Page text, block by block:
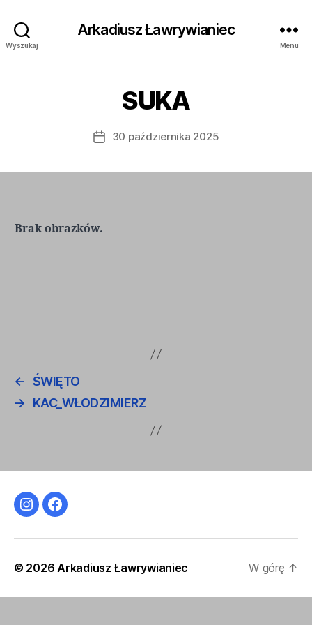
Wyszukaj
Arkadiusz Ławrywianiec
Menu
SUKA
Data30 października 2025
Brak obrazków.
← ŚWIĘTO
→
KAC_WŁODZIMIERZ
InstagramFacebook
© 2026Arkadiusz Ławrywianiec W górę ↑